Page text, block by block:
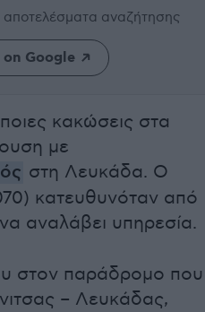
αποτελέσματα αναζήτησης
Google
κακώσεις στα
με
στη Λευκάδα. Ο
κατευθυνόταν από
αναλάβει υπηρεσία.
στον παράδρομο που
– Λευκάδας,